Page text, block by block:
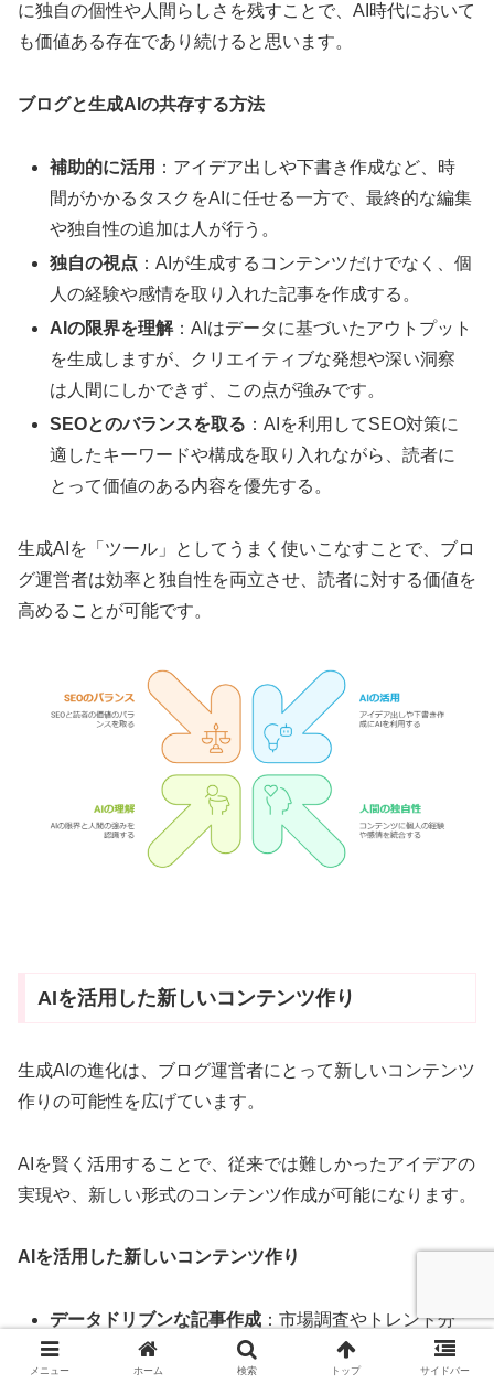
に独自の個性や人間らしさを残すことで、AI時代において
も価値ある存在であり続けると思います。
ブログと生成AIの共存する方法
補助的に活用 ：アイデア出しや下書き作成など、時
間がかかるタスクをAIに任せる一方で、最終的な編集
や独自性の追加は人が行う。
独自の視点 ：AIが生成するコンテンツだけでなく、個
人の経験や感情を取り入れた記事を作成する。
AIの限界を理解：AIはデータに基づいたアウトプット
を生成しますが、クリエイティブな発想や深い洞察
は人間にしかできず、この点が強みです。
SEOとのバランスを取る ：AIを利用してSEO対策に
適したキーワードや構成を取り入れながら、読者に
とって価値のある内容を優先する。
生成AIを「ツール」としてうまく使いこなすことで、ブロ
グ運営者は効率と独自性を両立させ、読者に対する価値を
高めることが可能です。
AIを活用した新しいコンテンツ作り
生成AIの進化は、ブログ運営者にとって新しいコンテンツ
作りの可能性を広げています。
AIを賢く活用することで、従来では難しかったアイデアの
実現や、新しい形式のコンテンツ作成が可能になります。
AIを活用した新しいコンテンツ作り
データドリブンな記事作成 ：市場調査やトレンド分
析を行い、読者が関心を持つテーマを探す。
メニュー ホーム 検索 トップ サイドバー